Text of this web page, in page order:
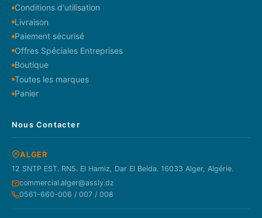
Conditions d'utilisation
Livraison
Paiement sécurisé
Offres Spéciales Entreprises
Boutique
Toutes les marques
Panier
Nous Contacter
ALGER
12 SNTP EST. RN5. El Hamiz, Dar El Beida. 16033 Alger, Algérie.
commercial.alger@assly.dz
0561-660-006 / 007 / 008